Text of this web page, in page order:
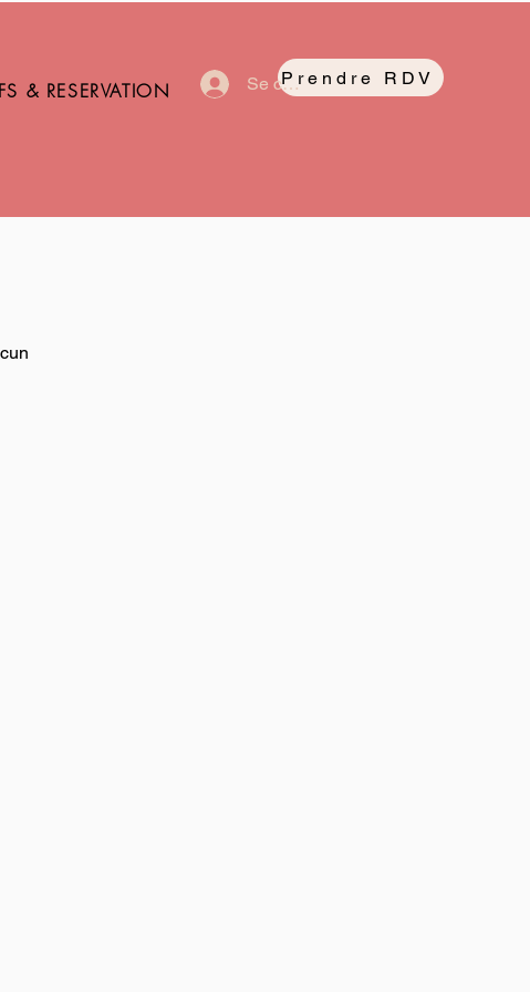
& RESERVATION
Prendre RDV
Se connecter